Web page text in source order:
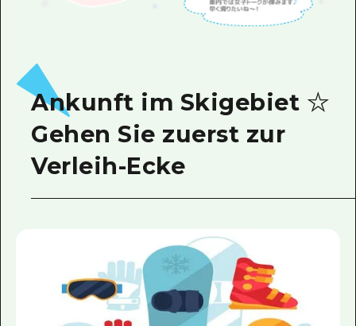
Ankunft im Skigebiet ☆
Gehen Sie zuerst zur
Verleih-Ecke